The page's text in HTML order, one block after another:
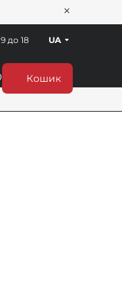
Кошик
до 18 UA